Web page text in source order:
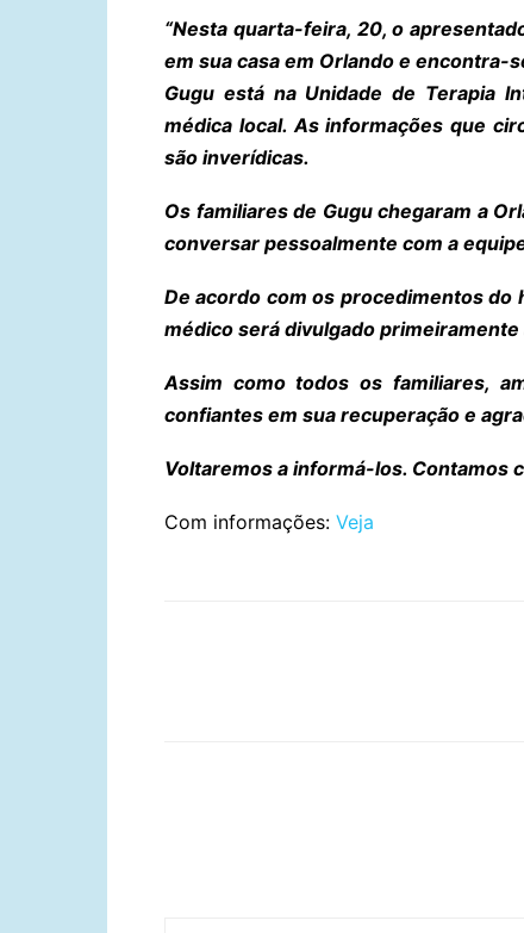
“Nesta quarta-feira, 20, o
em sua casa em Orlando e encontra-
Gugu está na Unidade de Terapia
médica local. As informações que
são inverídicas.
Os familiares de Gugu chegaram a
conversar pessoalmente com a
De acordo com os procedimentos do
médico será divulgado primeiramente
Assim como todos os familiares,
confiantes em sua recuperação e
Voltaremos a informá-los. Contamos
Com informações: Veja